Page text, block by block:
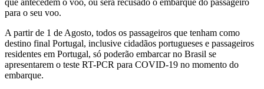
que antecedem o voo, ou será recusado o embarque do passageiro
para o seu voo.
A partir de 1 de Agosto, todos os passageiros que tenham como
destino final Portugal, inclusive cidadãos portugueses e passageiros
residentes em Portugal, só poderão embarcar no Brasil se
apresentarem o teste RT-PCR para COVID-19 no momento do
embarque.